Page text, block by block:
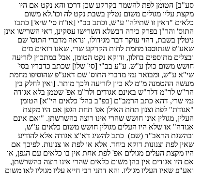
סע"ב] הטומן לפת להשמר בקרקע שכן דרכו והא נקט אם היו
מקצת עליו מגולים משום נטלין בשבת נקט לה וכו'.לא משום
כלאים "דאין זו שתילה" ע"ש, וכתב בב"י [או"ח סי' שיא'] כתבו
התוס' והר"ן בפרק כירה דבשלא השרישו עסקינן, דאי השרישו אינן
ניטלין בשבת, דהוי עוקר דבר מגידולו, ונראה מדברי התוס' שם
שאע"פ שנתוספו מחמת לחות הקרקע שרי, שאנו רואים מים
ובצלים מתוספים בחלון, ודוקא נקט הטומן, אבל במתכוין לזריעה
חושש משום כולן ע"ש. ע"ע בב"י [סי' שלו] שכתב כדבריו בסי'
שי"א ע"ש, ומבואר נמי מדברי התוס' שם דאע"פ שהוסיפו מחמת
מעשה ההטמנה מ"מ לא כיון לזריעה ולכך מותר. [ואין לחלק בין
הר"ש לר"מ דלר"ש באינם אגודים ולר"מ אפ' שטמן בלא אגודה
נמי שרי, דהא כתב הרמב"ם [בפ"ב בהל' כלאים הי"א] הטומן
"אגודת" לפת וצנון תחת האילן אפ' תחת הגפן אם היו מקצת
העלין, מגולין אינו חושש שהרי אינו רוצה בהשרשתן. "ואם אינם
אגודה" או שלא היו העלים מגולין חושש משום כלאים ע"ש,
ובהשגת הראב"ד (שם) כתב להשיג דא"צ אגודה אלא להודיע
שאין לפת וצנונות דוקא ביחד. אלא או לפת או צנונות. לפיכך אם
היו מקצת העלים מגולים אפ' לפת אחת אין בו כלאים עם הגפן, או
אם היו אגודים אין בהן משום כלאים שהרי אינו רוצה בהשרשתן,
ואע"פ שאין העלין מגולין. והא דתני רבי חייא עלין מגולין לאו משום